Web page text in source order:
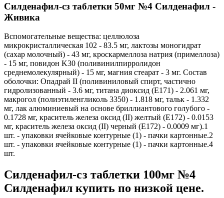
Силденафил-сз таблетки 50мг №4 Силденафил -
Живика
Вспомогательные вещества: целлюлоза
микрокристаллическая 102 - 83.5 мг, лактозы моногидрат
(сахар молочный) - 43 мг, кроскармеллоза натрия (примеллоза)
- 15 мг, повидон K30 (поливинилпирролидон
среднемолекулярный) - 15 мг, магния стеарат - 3 мг. Состав
оболочки: Опадрай II (поливиниловый спирт, частично
гидролизованный - 3.6 мг, титана диоксид (E171) - 2.061 мг,
макрогол (полиэтиленгликоль 3350) - 1.818 мг, тальк - 1.332
мг, лак алюминиевый на основе бриллиантового голубого -
0.1728 мг, краситель железа оксид (II) желтый (E172) - 0.0153
мг, краситель железа оксид (II) черный (E172) - 0.0009 мг).1
шт. - упаковки ячейковые контурные (1) - пачки картонные.2
шт. - упаковки ячейковые контурные (1) - пачки картонные.4
шт.
Силденафил-сз таблетки 100мг №4
Силденафил купить по низкой цене.